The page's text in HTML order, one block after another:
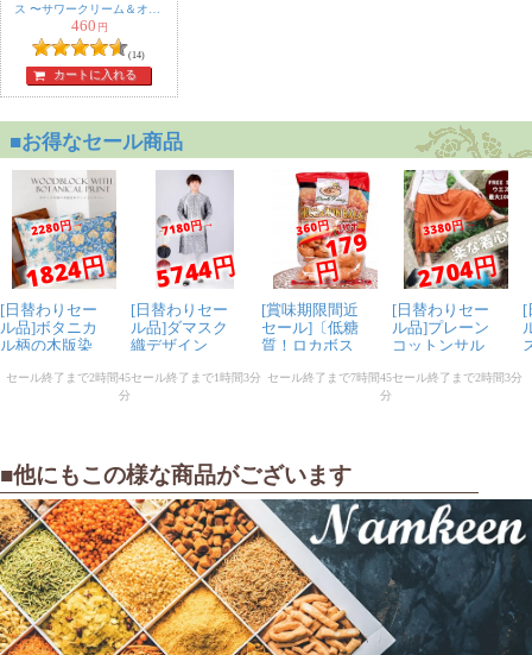
今まで食べたパパドの中では、1
番好みで、美味しいです。プレ
ーンもとても美味しいですが、
ガーリックのきいたこのパパドが、最高です。焼いたら
すぐにプツプツになってきて、焦げてきてパリパリにな
ります。美味です。
ガーリックを強く感じるパリパリなせんべい？です。ト
た。タコス？のような食感です。止まらないです、こ
★★★★★丸亀様
ガーリックがガッツリ。うちではおつまみに使ってま
す。大人向きです。軽くオーブンで焼いてパリパリにし
ス 〜サワークリーム＆オニ
オン〜
460 円
(14)
カートに入れる
■他にもこの様な商品がございます